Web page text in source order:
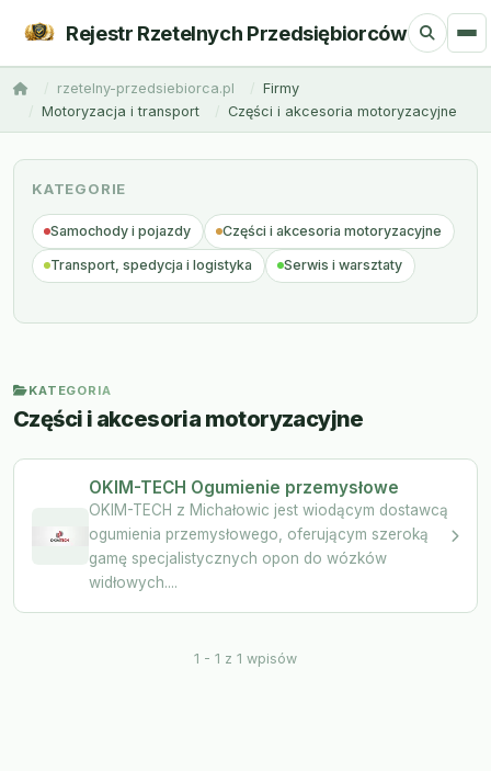
Rejestr Rzetelnych Przedsiębiorców
rzetelny-przedsiebiorca.pl
Firmy
Motoryzacja i transport
Części i akcesoria motoryzacyjne
KATEGORIE
Samochody i pojazdy Części i akcesoria motoryzacyjne
Transport, spedycja i logistyka Serwis i warsztaty
KATEGORIA
Części i akcesoria motoryzacyjne
OKIM-TECH Ogumienie przemysłowe
OKIM-TECH z Michałowic jest wiodącym dostawcą
ogumienia przemysłowego, oferującym szeroką
gamę specjalistycznych opon do wózków
widłowych....
1 - 1 z 1 wpisów